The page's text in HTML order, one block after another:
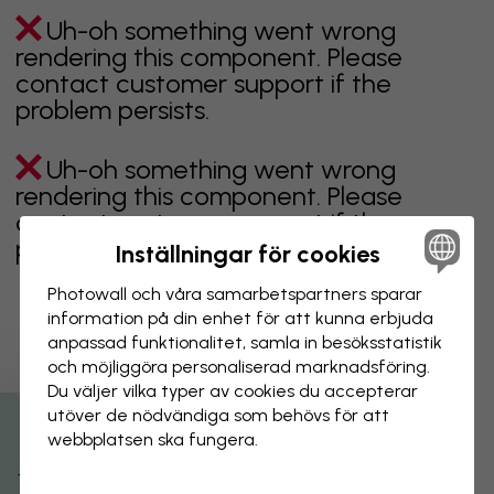
Uh-oh something went wrong
rendering this component. Please
contact customer support if the
problem persists.
Uh-oh something went wrong
rendering this component. Please
contact customer support if the
problem persists.
Visar sidan 1 av 39 sidor
Utforska fler kategorier
Inställningar för cookies
Photowall och våra samarbets­partners sparar
information på din enhet för att kunna erbjuda
anpassad funktionalitet, samla in besöks­statistik
och möjliggöra personaliserad marknads­föring.
Du väljer vilka typer av cookies du accepterar
utöver de nödvändiga som behövs för att
webbplatsen ska fungera.